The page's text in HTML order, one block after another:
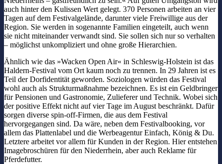
auch hinter den Kulissen Wert gelegt. 370 Personen arbeiten an vier
Tagen auf dem Festivalgelände, darunter viele Freiwillige aus der
Region. Sie werden in sogenannte Familien eingeteilt, auch wenn
sie nicht miteinander verwandt sind. Sie sollen sich nur so verhalten
– möglichst unkompliziert und ohne große Hierarchien.
Ähnlich wie das »Wacken Open Air« in Schleswig-Holstein ist das
Haldern-Festival vom Ort kaum noch zu trennen. In 29 Jahren ist es
Teil der Dorfidentität geworden. Soziologen würden das Festival
wohl auch als Strukturmaßnahme bezeichnen. Es ist ein Geldbringer
für Pensionen und Gastronomie, Zulieferer und Technik. Wobei sich
der positive Effekt nicht auf vier Tage im August beschränkt. Dafür
sorgen diverse spin-off-Firmen, die aus dem Festival
hervorgegangen sind. Da wäre, neben dem Festivalbooking, vor
allem das Plattenlabel und die Werbeagentur Einfach, König & Du.
Letztere arbeitet vor allem für Kunden in der Region. Hier entstehen
Imagebroschüren für den Niederrhein, aber auch Reklame für
Pferdefutter.